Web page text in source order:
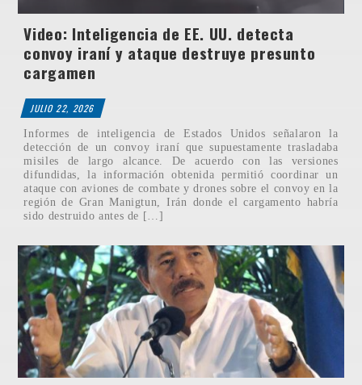
Video: Inteligencia de EE. UU. detecta
convoy iraní y ataque destruye presunto
cargamen
JULIO 22, 2026
Informes de inteligencia de Estados Unidos señalaron la
detección de un convoy iraní que supuestamente trasladaba
misiles de largo alcance. De acuerdo con las versiones
difundidas, la información obtenida permitió coordinar un
ataque con aviones de combate y drones sobre el convoy en la
región de Gran Manigtun, Irán donde el cargamento habría
sido destruido antes de […]